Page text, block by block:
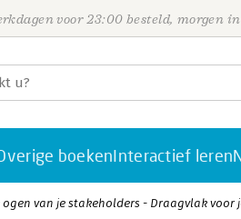
voor 23:00 besteld, morgen
boekenInteractief leren
ogen van je stakeholders - Draagvlak voor